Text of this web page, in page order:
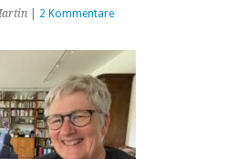
2 Kommentare